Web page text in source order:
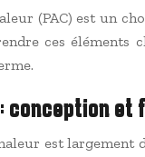
(PAC) est un
ces éléments
conception et
est